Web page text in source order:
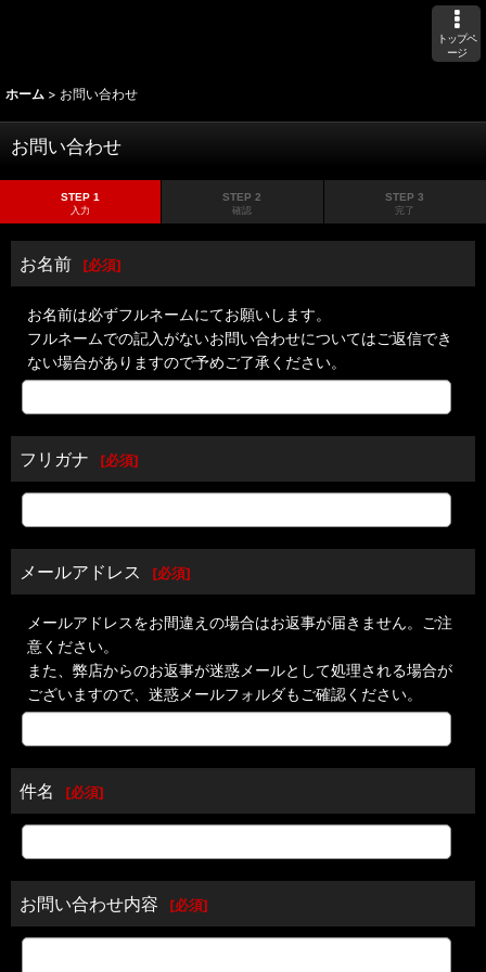
トップペ
ージ
ホーム > お問い合わせ
お問い合わせ
STEP 1
入力
STEP 2
確認
STEP 3
完了
お名前 [必須]
お名前は必ずフルネームにてお願いします。
フルネームでの記入がないお問い合わせについてはご返信でき
ない場合がありますので予めご了承ください。
フリガナ [必須]
メールアドレス [必須]
メールアドレスをお間違えの場合はお返事が届きません。ご注
意ください。
また、弊店からのお返事が迷惑メールとして処理される場合が
ございますので、迷惑メールフォルダもご確認ください。
件名 [必須]
お問い合わせ内容 [必須]